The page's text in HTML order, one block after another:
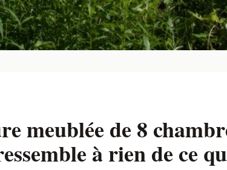
meublée de 8
à rien de ce